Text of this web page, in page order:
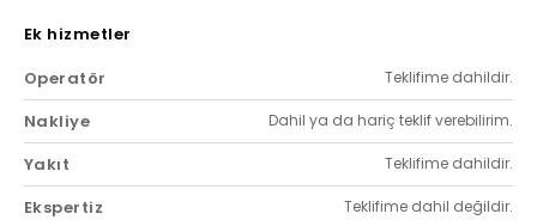
Ek hizmetler
Operatör
Teklifime dahildir.
Nakliye Dahil ya da hariç teklif verebilirim.
Yakıt Teklifime dahildir.
Ekspertiz Teklifime dahil değildir.